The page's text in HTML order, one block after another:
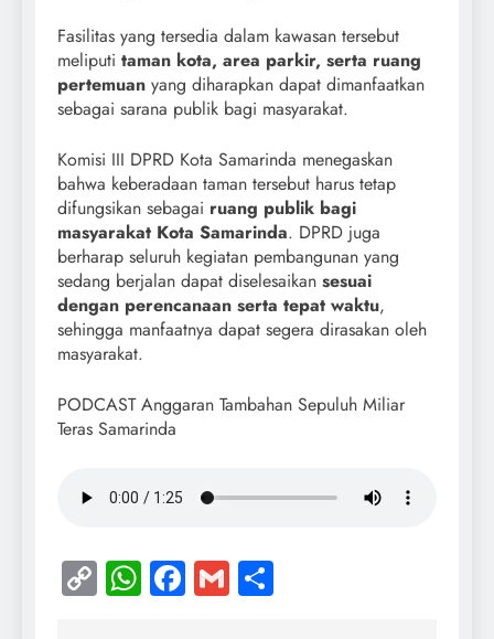
Fasilitas yang tersedia dalam kawasan tersebut
meliputi taman kota, area parkir, serta ruang
pertemuan yang diharapkan dapat dimanfaatkan
sebagai sarana publik bagi masyarakat.
Komisi III DPRD Kota Samarinda menegaskan
bahwa keberadaan taman tersebut harus tetap
difungsikan sebagai ruang publik bagi
masyarakat Kota Samarinda. DPRD juga
berharap seluruh kegiatan pembangunan yang
sedang berjalan dapat diselesaikan sesuai
dengan perencanaan serta tepat waktu,
sehingga manfaatnya dapat segera dirasakan oleh
masyarakat.
PODCAST Anggaran Tambahan Sepuluh Miliar
Teras Samarinda
CopyWhatsApp
Facebook
Gmail